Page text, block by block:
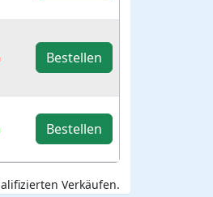
Bestellen
Bestellen
Verkäufen.